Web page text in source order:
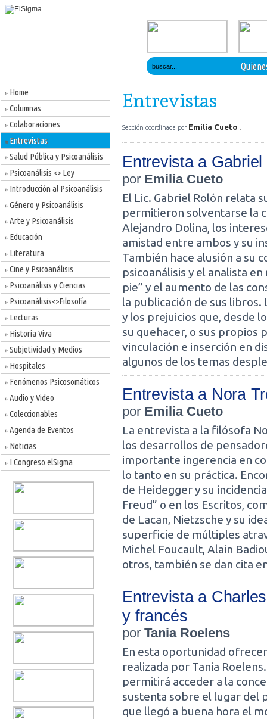
» Home
» Columnas
» Colaboraciones
» Entrevistas
» Salud Pública y Psicoanálisis
» Psicoanálisis <> Ley
» Introducción al Psicoanálisis
» Género y Psicoanálisis
» Arte y Psicoanálisis
» Educación
» Literatura
» Cine y Psicoanálisis
» Psicoanálisis y Ciencias
» Psicoanálisis<>Filosofía
» Lecturas
» Historia Viva
» Subjetividad y Medios
» Hospitales
» Fenómenos Psicosomáticos
» Audio y Video
» Coleccionables
» Agenda de Eventos
» Noticias
» I Congreso elSigma
Entrevistas
Sección coordinada por Emilia Cueto
Entrevista a Gabriel
por Emilia Cueto
El Lic. Gabriel Rolón relata
permitieron solventarse la
Alejandro Dolina, los
amistad entre ambos y su
También hace alusión a su
psicoanálisis y el analista
pie” y el aumento de las
la publicación de sus
y los prejuicios que, desde
su quehacer, o sus propios
vinculación e inserción en
algunos de los temas
Entrevista a Nora
por Emilia Cueto
La entrevista a la filósofa
los desarrollos de
importante ingerencia en
lo tanto en su práctica.
de Heidegger y su
Freud” o en los Escritos,
de Lacan, Nietzsche y su
superficie de múltiples
Michel Foucault, Alain
otros, también se dan cita
Entrevista a
y francés
por Tania Roelens
En esta oportunidad
realizada por Tania
permitirá acceder a la
sustenta sobre el lugar del
que llegó a buena hora el